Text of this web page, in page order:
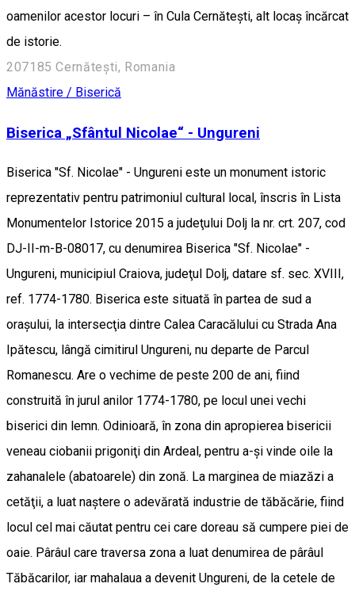
oamenilor acestor locuri – în Cula Cernătești, alt locaș încărcat
de istorie.
207185 Cernătești, Romania
Mănăstire / Biserică
Biserica „Sfântul Nicolae“ - Ungureni
Biserica "Sf. Nicolae" - Ungureni este un monument istoric
reprezentativ pentru patrimoniul cultural local, înscris în Lista
Monumentelor Istorice 2015 a judeţului Dolj la nr. crt. 207, cod
DJ-II-m-B-08017, cu denumirea Biserica "Sf. Nicolae" -
Ungureni, municipiul Craiova, judeţul Dolj, datare sf. sec. XVIII,
ref. 1774-1780. Biserica este situată în partea de sud a
oraşului, la intersecţia dintre Calea Caracălului cu Strada Ana
Ipătescu, lângă cimitirul Ungureni, nu departe de Parcul
Romanescu. Are o vechime de peste 200 de ani, fiind
construită în jurul anilor 1774-1780, pe locul unei vechi
biserici din lemn. Odinioară, în zona din apropierea bisericii
veneau ciobanii prigoniţi din Ardeal, pentru a-şi vinde oile la
zahanalele (abatoarele) din zonă. La marginea de miazăzi a
cetăţii, a luat naştere o adevărată industrie de tăbăcărie, fiind
locul cel mai căutat pentru cei care doreau să cumpere piei de
oaie. Pârâul care traversa zona a luat denumirea de pârâul
Tăbăcarilor, iar mahalaua a devenit Ungureni, de la cetele de